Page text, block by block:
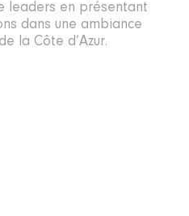
leaders en présentant
dans une ambiance
la Côte d’Azur.